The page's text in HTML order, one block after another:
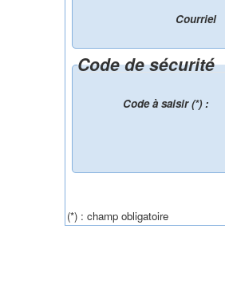
Courriel
Code de sécurité
Code à saisir (*) :
(*) : champ obligatoire